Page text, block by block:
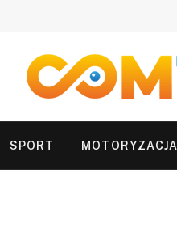
SPORT MOTORYZACJA